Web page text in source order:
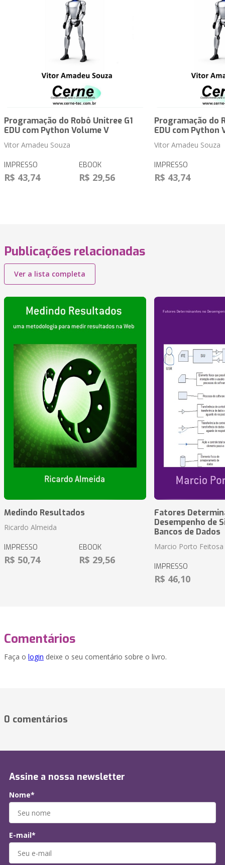
Programação do Robô Unitree G1
EDU com Python Volume V
Vitor Amadeu Souza
IMPRESSO
R$ 43,74
EBOOK
R$ 29,56
Programação do
EDU com Python
Vitor Amadeu Souza
IMPRESSO
R$ 43,74
Publicações relacionadas
Ver a lista completa
Medindo Resultados
Ricardo Almeida
IMPRESSO
R$ 50,74
EBOOK
R$ 29,56
Fatores
Desempenho de
Bancos de Dados
Marcio Porto Feitosa
IMPRESSO
R$ 46,10
Comentários
Faça o login deixe o seu comentário sobre o livro.
0 comentários
Assine a nossa newsletter
Nome*
E-mail*